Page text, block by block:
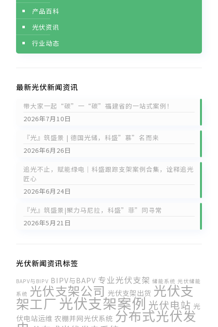
产品百科
光伏资讯
行业动态
最新光伏新闻资讯
带大家一起“碳”一“碳”福建省的一站式案例！
2026年7月10日
『光』筑盛景 | 德国光储，科盛”慕”名而来
2026年6月26日
追光不止，赋能绿电｜科盛跟踪支架案例合集，诠释追光
匠心
2026年6月24日
『光』筑盛景|聚力马尼拉，科盛”菲”同寻常
2026年5月21日
光伏新闻资讯标签
BAPV与BIPV BIPV与BAPV 专业光伏支架 储能系统 光伏储能
系统 光伏支架公司 光伏支架出货 光伏支
架工厂光伏支架案例光伏电站 光
伏电站运维 农棚并网光伏系统 分布式光伏发